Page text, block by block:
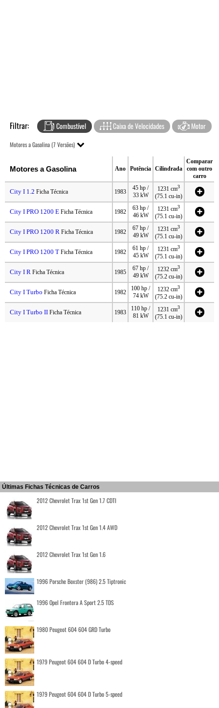
Filtrar: Combustível Caixa de Velocidades Motor
Motores a Gasolina (7 Versões)
Motores a Gasolina Ano Potência Cilindrada
Comparar
com outro
carro
City I 1.2 Ficha Técnica 1983
45 hp /
33 kW
1231 cm3
(75.1 cu-in)
City I PRO 1200 E Ficha Técnica 1982
63 hp /
46 kW
1231 cm3
(75.1 cu-in)
City I PRO 1200 R Ficha Técnica 1982
67 hp /
49 kW
1231 cm3
(75.1 cu-in)
City I PRO 1200 T Ficha Técnica 1982
61 hp /
45 kW
1231 cm3
(75.1 cu-in)
City I R Ficha Técnica 1985
67 hp /
49 kW
1232 cm3
(75.2 cu-in)
City I Turbo Ficha Técnica 1982
100 hp /
74 kW
1232 cm3
(75.2 cu-in)
City I Turbo II Ficha Técnica 1983
110 hp /
81 kW
1231 cm3
(75.1 cu-in)
Últimas Fichas Técnicas de Carros
2012 Chevrolet Trax 1st Gen 1.7 CDTI
2012 Chevrolet Trax 1st Gen 1.4 AWD
2012 Chevrolet Trax 1st Gen 1.6
1996 Porsche Boxster (986) 2.5 Tiptronic
1996 Opel Frontera A Sport 2.5 TDS
1980 Peugeot 604 604 GRD Turbo
1979 Peugeot 604 604 D Turbo 4-speed
1979 Peugeot 604 604 D Turbo 5-speed